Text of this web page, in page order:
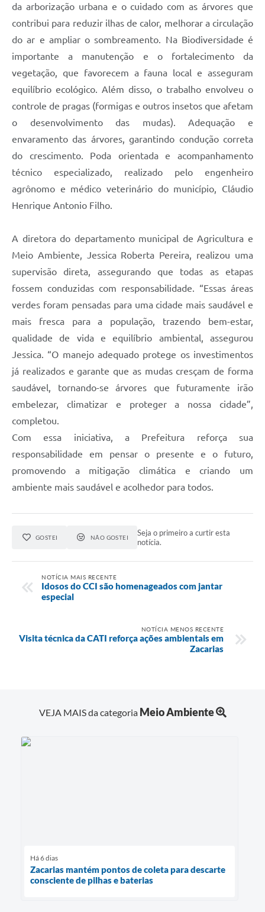
da arborização urbana e o cuidado com as árvores que
contribui para reduzir ilhas de calor, melhorar a circulação
do ar e ampliar o sombreamento. Na Biodiversidade é
importante a manutenção e o fortalecimento da
vegetação, que favorecem a fauna local e asseguram
equilíbrio ecológico. Além disso, o trabalho envolveu o
controle de pragas (formigas e outros insetos que afetam
o desenvolvimento das mudas). Adequação e
envaramento das árvores, garantindo condução correta
do crescimento. Poda orientada e acompanhamento
técnico especializado, realizado pelo engenheiro
agrônomo e médico veterinário do município, Cláudio
Henrique Antonio Filho.
A diretora do departamento municipal de Agricultura e
Meio Ambiente, Jessica Roberta Pereira, realizou uma
supervisão direta, assegurando que todas as etapas
fossem conduzidas com responsabilidade. “Essas áreas
verdes foram pensadas para uma cidade mais saudável e
mais fresca para a população, trazendo bem-estar,
qualidade de vida e equilíbrio ambiental, assegurou
Jessica. “O manejo adequado protege os investimentos
já realizados e garante que as mudas cresçam de forma
saudável, tornando-se árvores que futuramente irão
embelezar, climatizar e proteger a nossa cidade”,
completou.
Com essa iniciativa, a Prefeitura reforça sua
responsabilidade em pensar o presente e o futuro,
promovendo a mitigação climática e criando um
ambiente mais saudável e acolhedor para todos.
GOSTEI NÃO GOSTEI
Seja o primeiro a curtir esta
notícia.
NOTÍCIA MAIS RECENTE
Idosos do CCI são homenageados com jantar
especial
NOTÍCIA MENOS RECENTE
Visita técnica da CATI reforça ações ambientais em
Zacarias
VEJA MAIS da categoria Meio Ambiente
Há 6 dias
Zacarias mantém pontos de coleta para descarte
consciente de pilhas e baterias